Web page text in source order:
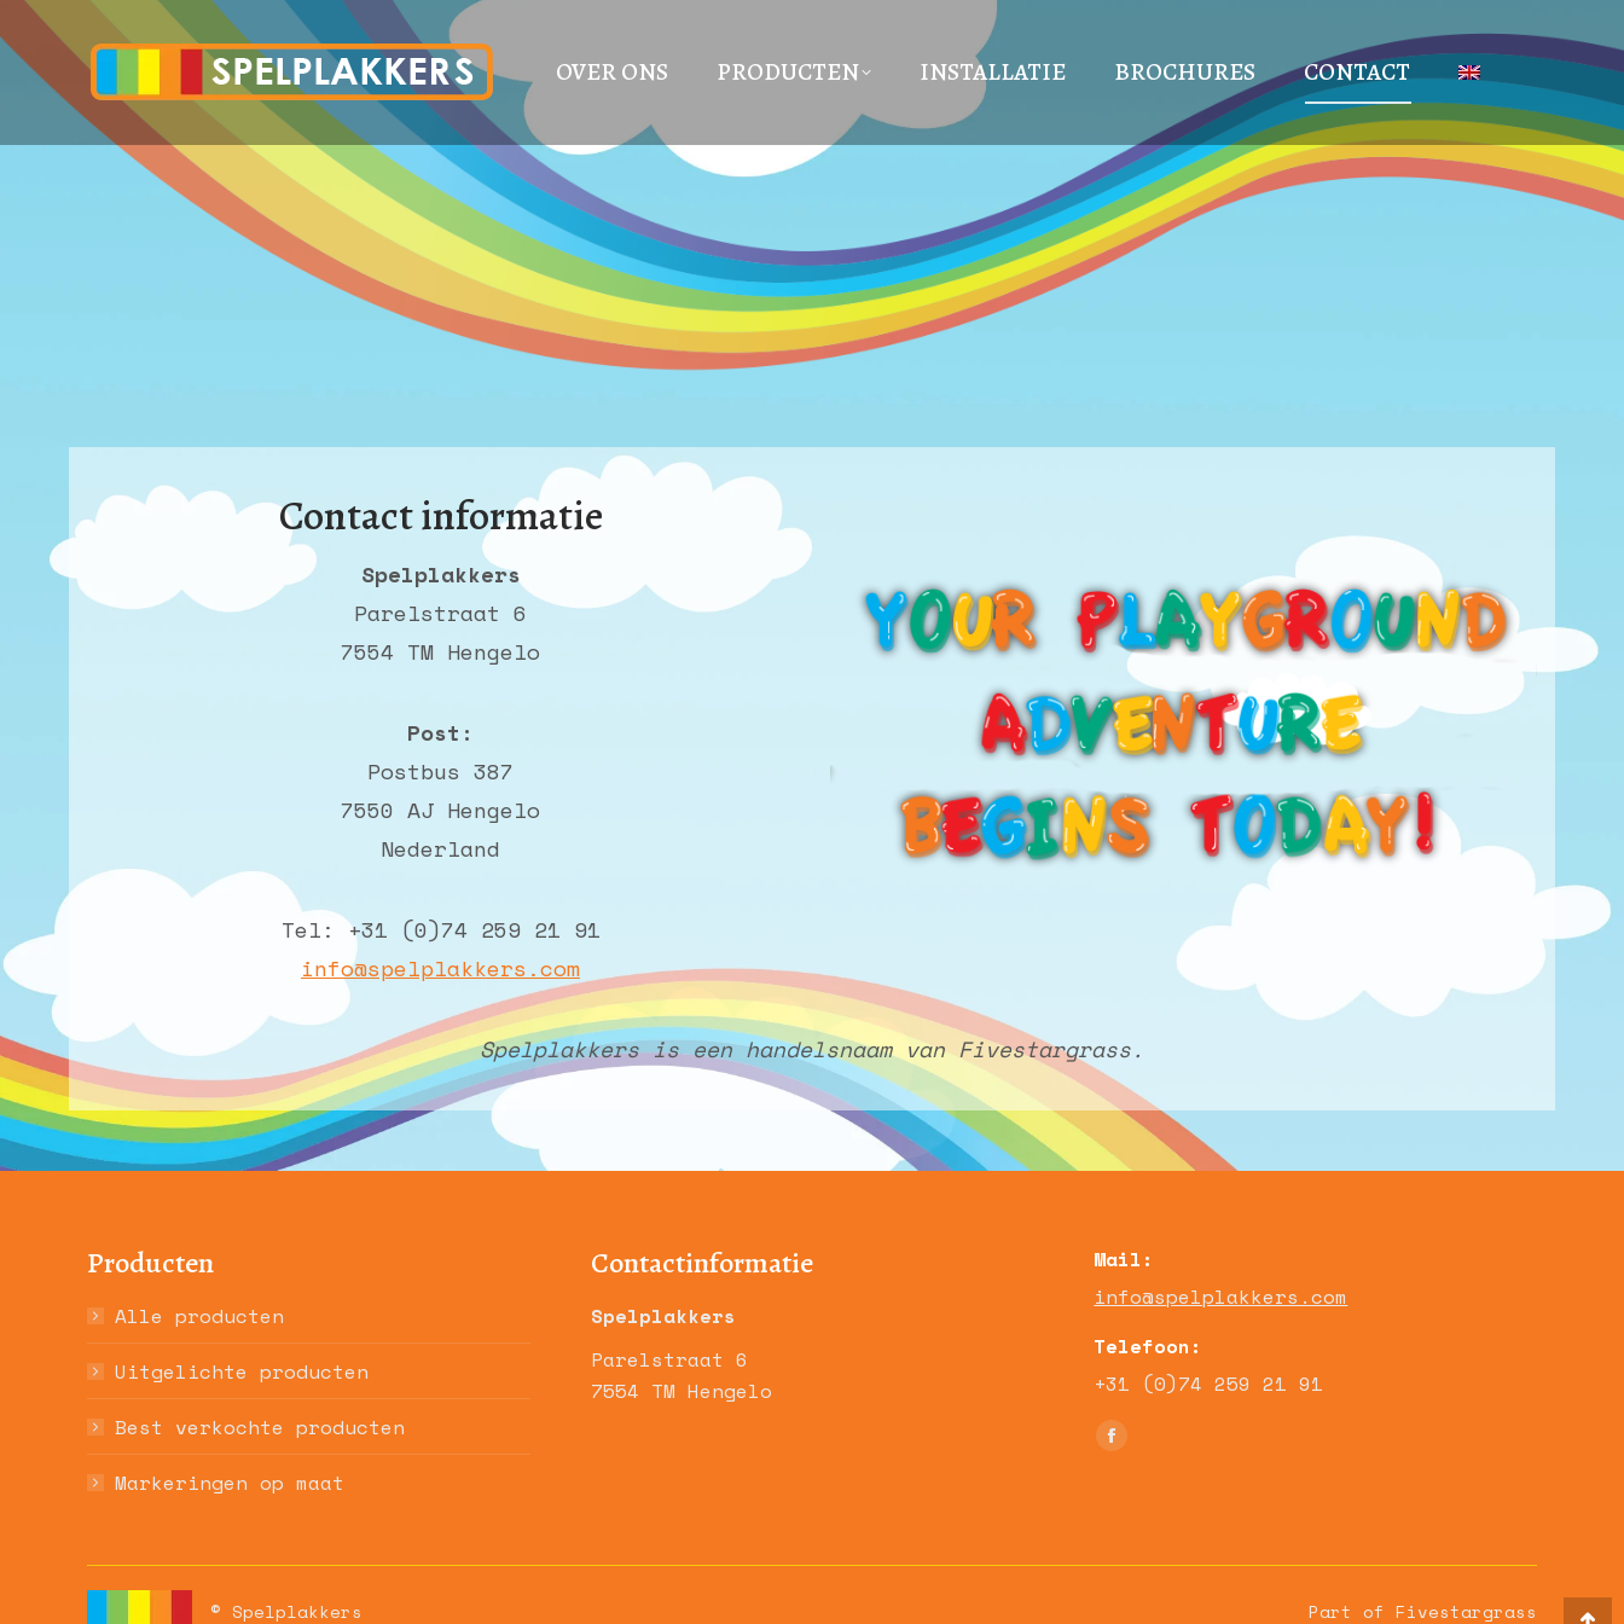
OVER ONS PRODUCTEN INSTALLATIE BROCHURES CONTACT
Contact informatie
Spelplakkers
Parelstraat 6
7554 TM Hengelo
Post:
Postbus 387
7550 AJ Hengelo
Nederland
Tel: +31 (0)74 259 21 91
info@spelplakkers.com
Spelplakkers is een handelsnaam van Fivestargrass.
Producten
Alle producten
Uitgelichte producten
Best verkochte producten
Markeringen op maat
Contactinformatie
Spelplakkers
Parelstraat 6
7554 TM Hengelo
Mail:
info@spelplakkers.com
Telefoon:
+31 (0)74 259 21 91
Vind ons op:
Facebook
new
© Spelplakkers Part of Fivestargrass